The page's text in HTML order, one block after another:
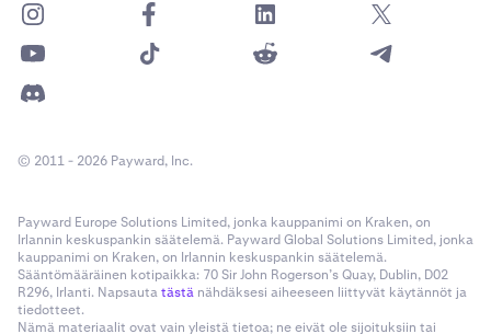
© 2011 - 2026 Payward, Inc.
Payward Europe Solutions Limited, jonka kauppanimi on Kraken, on
Irlannin keskuspankin säätelemä. Payward Global Solutions Limited, jonka
kauppanimi on Kraken, on Irlannin keskuspankin säätelemä.
Sääntömääräinen kotipaikka: 70 Sir John Rogerson’s Quay, Dublin, D02
R296, Irlanti. Napsautatästä nähdäksesi aiheeseen liittyvät käytännöt ja
tiedotteet.
Nämä materiaalit ovat vain yleistä tietoa; ne eivät ole sijoituksiin tai